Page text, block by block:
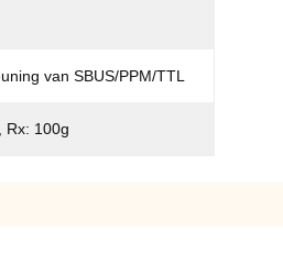
van SBUS/PPM/TTL
Rx: 100g